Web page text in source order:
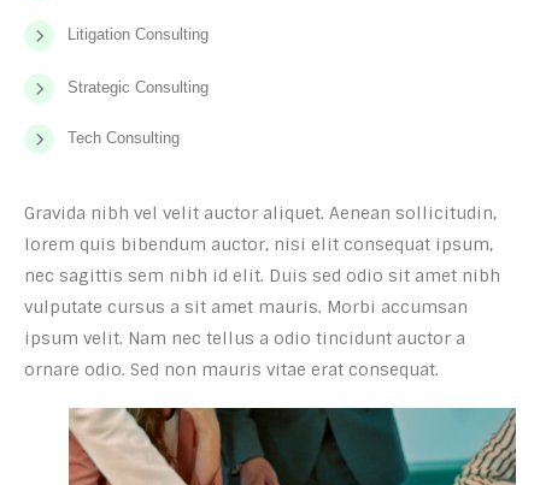
Litigation Consulting
Strategic Consulting
Tech Consulting
Gravida nibh vel velit auctor aliquet. Aenean sollicitudin,
lorem quis bibendum auctor, nisi elit consequat ipsum,
nec sagittis sem nibh id elit. Duis sed odio sit amet nibh
vulputate cursus a sit amet mauris. Morbi accumsan
ipsum velit. Nam nec tellus a odio tincidunt auctor a
ornare odio. Sed non mauris vitae erat consequat.